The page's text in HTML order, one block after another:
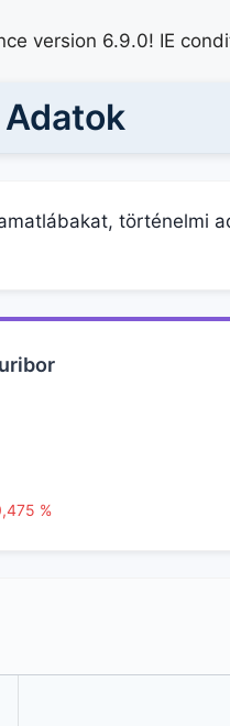
version 6.9.0! IE
történelmi
%